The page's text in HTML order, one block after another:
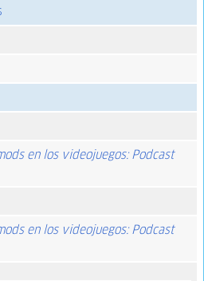
en los videojuegos: Podcast
en los videojuegos: Podcast